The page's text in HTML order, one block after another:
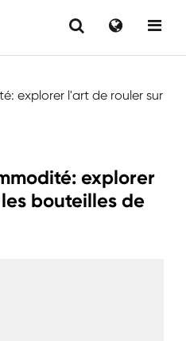
explorer l'art de rouler sur
explorer
bouteilles de